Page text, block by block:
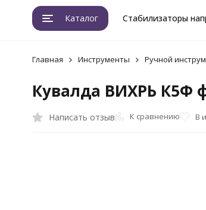
Каталог Стабилизаторы
Главная Инструменты Ручной
Кувалда ВИХРЬ К5Ф
Написать отзыв К сравнению В